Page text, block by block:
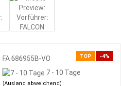
TOP -4%
FA 686955B-VO
7 - 10 Tage
(Ausland abweichend)